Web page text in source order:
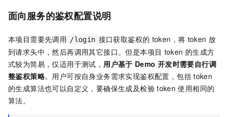
面向服务的鉴权配置说明
本项目需要先调用 /login 接口获取鉴权的 token，将 token 放
到请求头中，然后再调用其它接口。但是本项目 token 的生成方
式较为简易，仅适用于测试， 用户基于 Demo 开发时需要自行调
整鉴权策略。用户可按自身业务需求实现鉴权配置，包括 token
的生成算法也可以自定义，要确保生成及检验 token 使用相同的
算法。